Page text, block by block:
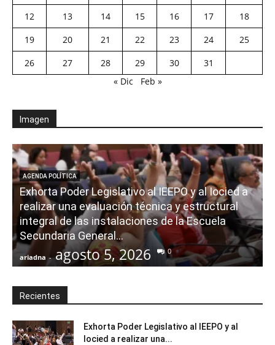
12
13 14 15 16 17
18
19
20 21 22 23 24
25
26
27 28 29 30
31
« Dic
Feb »
Imagen
AGENDA POLÍTICA
Exhorta Poder Legislativo al IEEPO y al Iocied a
realizar una evaluación técnica y estructural
integral de las instalaciones de la Escuela
Secundaria General...
ariadna - agosto 5, 2026 0
Recientes
Exhorta Poder Legislativo al IEEPO y al
Iocied a realizar una...